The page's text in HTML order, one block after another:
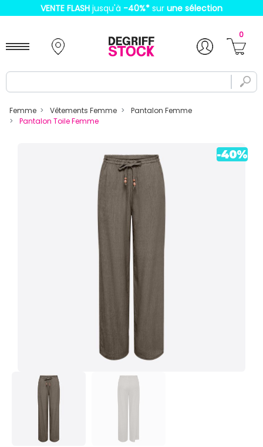
VENTE FLASH jusqu'à -40%* sur une sélection
0
Femme Vêtements Femme
Pantalon Femme
Pantalon Toile Femme